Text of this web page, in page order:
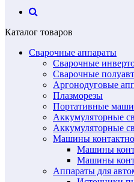
Каталог товаров
Сварочные аппараты
Сварочные
Сварочные
Аргонодуговые
Плазморезы
Портативные
Аккумуляторные
Аккумуляторные
Машины
Машины
Машины
Аппараты для